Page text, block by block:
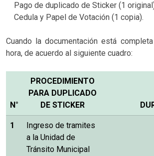
Pago de duplicado de Sticker (1
Cedula y Papel de Votación (1 copia).
Cuando la documentación está
hora, de acuerdo al siguiente cuadro:
N°
PROCEDIMIENTO
PARA DUPLICADO
DE STICKER
1
Ingreso de tramites
a la Unidad de
Tránsito Municipal